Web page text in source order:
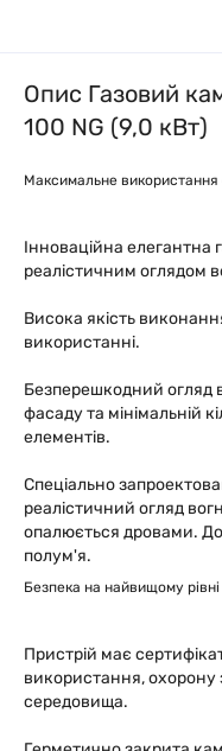
Опис Газовий
100 NG (9,0 кВт)
Максимальне використання
Інноваційна елегантна
реалістичним оглядом
Висока якість
використанні.
Безперешкодний огляд
фасаду та мінімальній
елементів.
Спеціально
реалістичний огляд
опалюється дровами.
полум'я.
Безпека на найвищому рівні
Пристрій має
використання, охорону
середовища.